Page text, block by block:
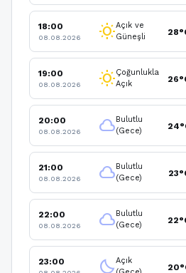
18:00
08.08.2026 wb_sunnyAçık ve
Güneşli
19:00
08.08.2026 wb_sunnyÇoğunlukla
Açık
20:00
08.08.2026 cloudBulutlu
(Gece)
21:00
08.08.2026 cloudBulutlu
(Gece)
22:00
08.08.2026 cloudBulutlu
(Gece)
23:00 clear_nightAçık